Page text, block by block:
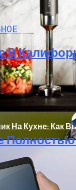
Смертельную
На Кухне: Как
В